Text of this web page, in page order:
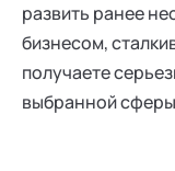
развить ранее
бизнесом,
получаете
выбранной